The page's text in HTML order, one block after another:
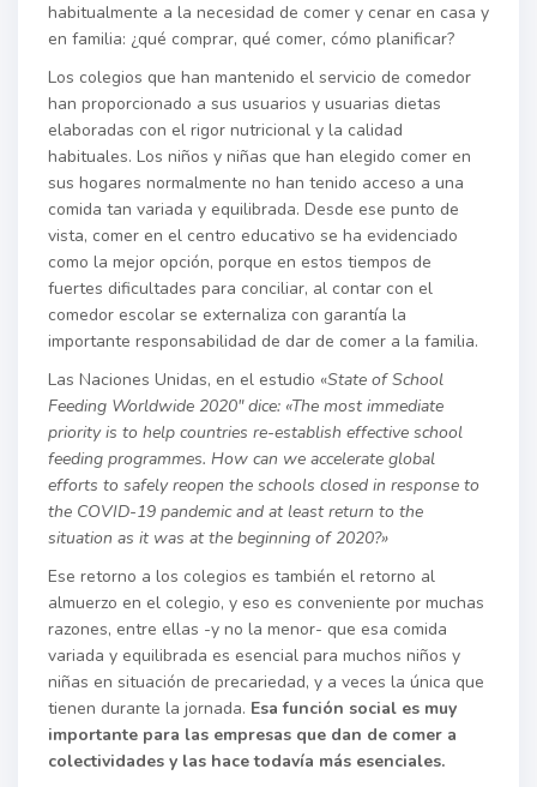
habitualmente a la necesidad de comer y cenar en casa y
en familia: ¿qué comprar, qué comer, cómo planificar?
Los colegios que han mantenido el servicio de comedor
han proporcionado a sus usuarios y usuarias dietas
elaboradas con el rigor nutricional y la calidad
habituales. Los niños y niñas que han elegido comer en
sus hogares normalmente no han tenido acceso a una
comida tan variada y equilibrada. Desde ese punto de
vista, comer en el centro educativo se ha evidenciado
como la mejor opción, porque en estos tiempos de
fuertes dificultades para conciliar, al contar con el
comedor escolar se externaliza con garantía la
importante responsabilidad de dar de comer a la familia.
Las Naciones Unidas, en el estudio «State of School
Feeding Worldwide 2020″ dice: «The most immediate
priority is to help countries re-establish effective school
feeding programmes. How can we accelerate global
efforts to safely reopen the schools closed in response to
the COVID-19 pandemic and at least return to the
situation as it was at the beginning of 2020?»
Ese retorno a los colegios es también el retorno al
almuerzo en el colegio, y eso es conveniente por muchas
razones, entre ellas -y no la menor- que esa comida
variada y equilibrada es esencial para muchos niños y
niñas en situación de precariedad, y a veces la única que
tienen durante la jornada. Esa función social es muy
importante para las empresas que dan de comer a
colectividades y las hace todavía más esenciales.